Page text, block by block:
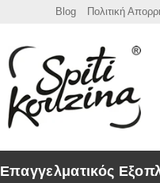
Blog Πολιτική
Επαγγελματικός